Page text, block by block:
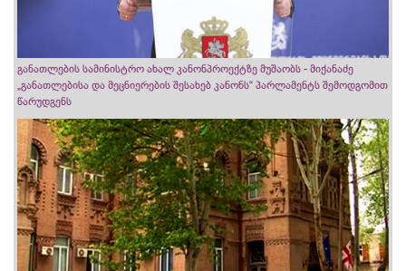
განათლების სამინისტრო ახალ კანონპროექტზე მუშაობს - მიქანაძე
„განათლებისა და მეცნიერების შესახებ კანონს“ პარლამენტს შემოდგომით
წარუდგენს